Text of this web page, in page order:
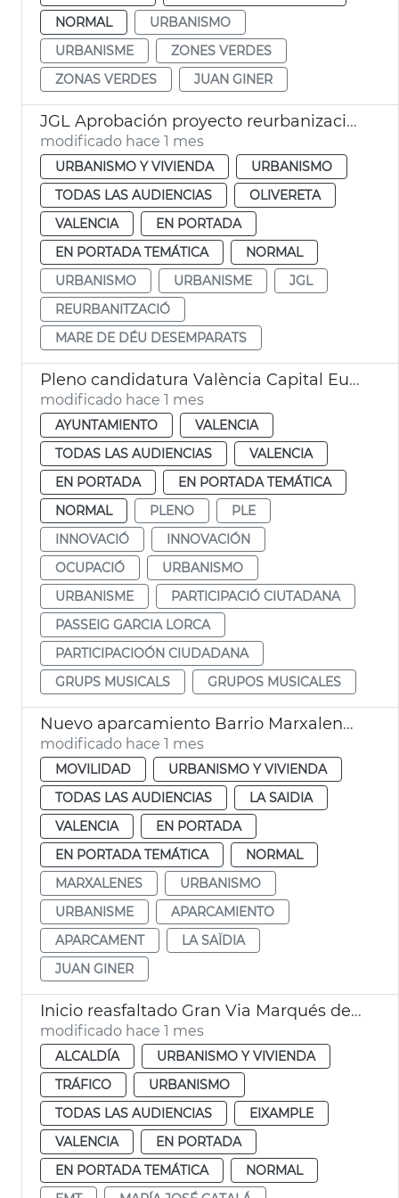
NORMAL
URBANISMO
URBANISME
ZONES VERDES
ZONAS VERDES
JUAN GINER
JGL Aprobación proyecto reurbanización barrio Mare de Déu Desemparats
modificado hace 1 mes
URBANISMO Y VIVIENDA
URBANISMO
TODAS LAS AUDIENCIAS
OLIVERETA
VALENCIA
EN PORTADA
EN PORTADA TEMÁTICA
NORMAL
URBANISMO
URBANISME
JGL
REURBANITZACIÓ
MARE DE DÉU DESEMPARATS
Pleno candidatura València Capital Europea Innovación
modificado hace 1 mes
AYUNTAMIENTO
VALENCIA
TODAS LAS AUDIENCIAS
VALENCIA
EN PORTADA
EN PORTADA TEMÁTICA
NORMAL
PLENO
PLE
INNOVACIÓ
INNOVACIÓN
OCUPACIÓ
URBANISMO
URBANISME
PARTICIPACIÓ CIUTADANA
PASSEIG GARCIA LORCA
PARTICIPACIOÓN CIUDADANA
GRUPS MUSICALS
GRUPOS MUSICALES
Nuevo aparcamiento Barrio Marxalenes València
modificado hace 1 mes
MOVILIDAD
URBANISMO Y VIVIENDA
TODAS LAS AUDIENCIAS
LA SAIDIA
VALENCIA
EN PORTADA
EN PORTADA TEMÁTICA
NORMAL
MARXALENES
URBANISMO
URBANISME
APARCAMIENTO
APARCAMENT
LA SAÏDIA
JUAN GINER
Inicio reasfaltado Gran Via Marqués del Túria
modificado hace 1 mes
ALCALDÍA
URBANISMO Y VIVIENDA
TRÁFICO
URBANISMO
TODAS LAS AUDIENCIAS
EIXAMPLE
VALENCIA
EN PORTADA
EN PORTADA TEMÁTICA
NORMAL